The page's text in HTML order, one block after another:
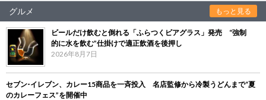
グルメ もっと見る
ビールだけ飲むと倒れる「ふらつくビアグラス」発売 “強制
的に水を飲む”仕掛けで適正飲酒を後押し
2026年8月7日
セブン‐イレブン、カレー15商品を一斉投入 名店監修から冷製うどんまで“夏
のカレーフェス”を開催中